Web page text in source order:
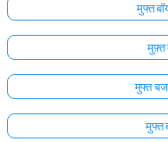
मुफ्त
मुफ्त
मुफ्त